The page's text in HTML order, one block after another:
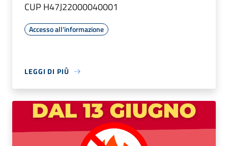
CUP H47J22000040001
Accesso all'informazione
LEGGI DI PIÙ